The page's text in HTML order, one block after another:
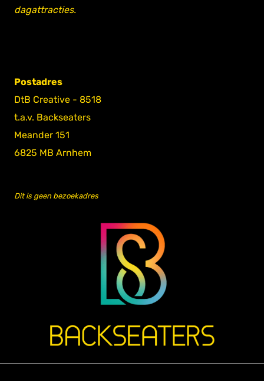
dagattracties.
Postadres
DtB Creative - 8518
t.a.v. Backseaters
Meander 151
6825 MB Arnhem
Dit is geen bezoekadres